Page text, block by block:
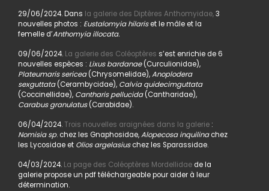
29/06/2024. Dans la galerie des Diptères Anthomyidae,3
nouvelles photos : Eustalomyia hilariset le mâle et la
femelle d’Anthomyia illocata.
09/06/2024.La galerie des Coléoptères s’est enrichie de 6
nouvelles espèces : Lixus bardanae(Curculionidae),
Plateumaris sericea(Chrysomelidae),Anoplodera
sexguttata(Cerambycidae), Calvia quidecimguttata
(Coccinellidae), Cantharis pellucida(Cantharidae),
Carabus granulatus(Carabidae).
06/04/2024.Trois nouvelles araignées dans la galerie:
Nomisia sp. chez les Gnaphosidae,Alopecosa inquilinachez
les Lycosidae et Olios argelasiuschez les Sparassidae.
04/03/2024. La page des Coléoptères Mordellidaede la
galerie propose un pdf téléchargeable pour aider à leur
détermination.